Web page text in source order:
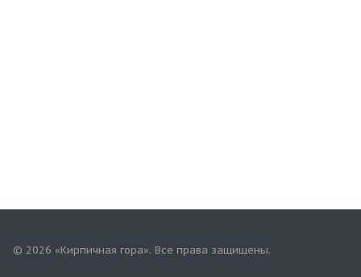
© 2026 «Кирпичная гора». Все права защищены.